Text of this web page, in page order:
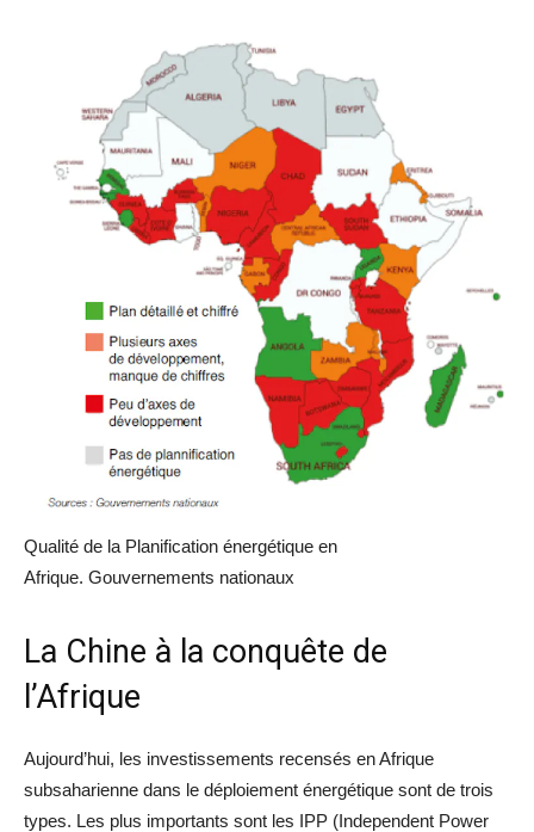
Qualité de la Planification énergétique en
Afrique. Gouvernements nationaux
La Chine à la conquête de
l’Afrique
Aujourd’hui, les investissements recensés en Afrique
subsaharienne dans le déploiement énergétique sont de trois
types. Les plus importants sont les IPP (Independent Power